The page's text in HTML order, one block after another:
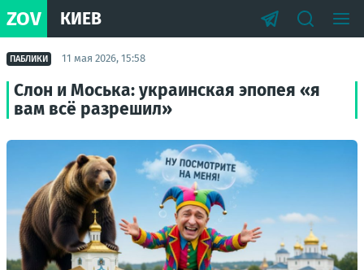
ZOV КИЕВ
ПАБЛИКИ 11 мая 2026, 15:58
Слон и Моська: украинская эпопея «я
вам всё разрешил»